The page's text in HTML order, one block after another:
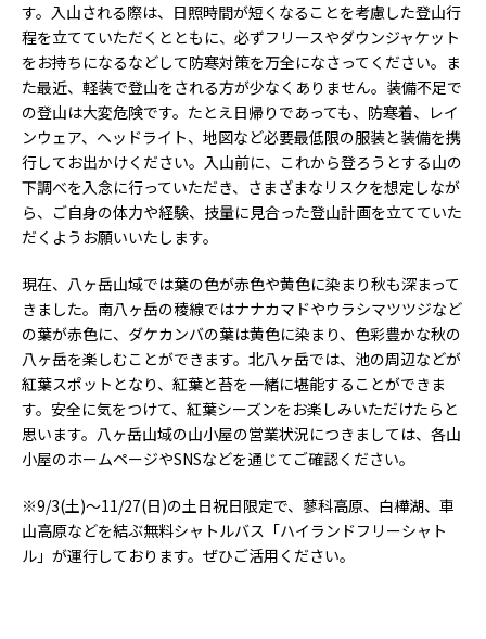
す。入山される際は、日照時間が短くなることを考慮した登山行
程を立てていただくとともに、必ずフリースやダウンジャケット
をお持ちになるなどして防寒対策を万全になさってください。ま
た最近、軽装で登山をされる方が少なくありません。装備不足で
の登山は大変危険です。たとえ日帰りであっても、防寒着、レイ
ンウェア、ヘッドライト、地図など必要最低限の服装と装備を携
行してお出かけください。入山前に、これから登ろうとする山の
下調べを入念に行っていただき、さまざまなリスクを想定しなが
ら、ご自身の体力や経験、技量に見合った登山計画を立てていた
だくようお願いいたします。
現在、八ヶ岳山域では葉の色が赤色や黄色に染まり秋も深まって
きました。南八ヶ岳の稜線ではナナカマドやウラシマツツジなど
の葉が赤色に、ダケカンバの葉は黄色に染まり、色彩豊かな秋の
八ヶ岳を楽しむことができます。北八ヶ岳では、池の周辺などが
紅葉スポットとなり、紅葉と苔を一緒に堪能することができま
す。安全に気をつけて、紅葉シーズンをお楽しみいただけたらと
思います。八ヶ岳山域の山小屋の営業状況につきましては、各山
小屋のホームページやSNSなどを通じてご確認ください。
※9/3(土)～11/27(日)の土日祝日限定で、蓼科高原、白樺湖、車
山高原などを結ぶ無料シャトルバス「ハイランドフリーシャト
ル」が運行しております。ぜひご活用ください。